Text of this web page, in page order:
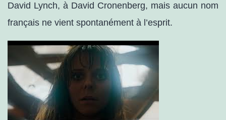
David Lynch, à David Cronenberg, mais aucun nom
français ne vient spontanément à l’esprit.